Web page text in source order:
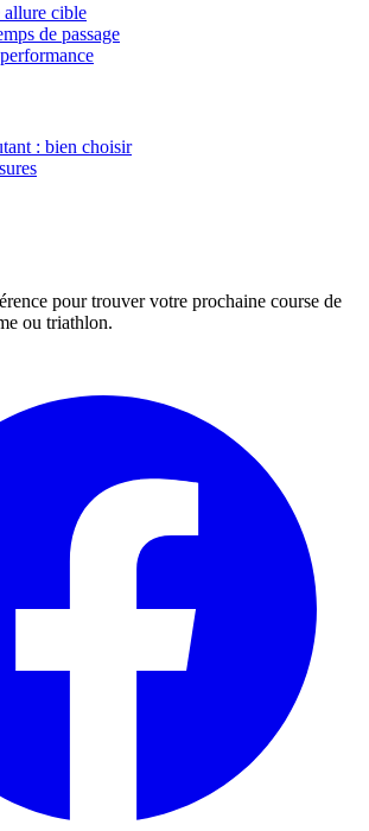
cible
de passage
: bien choisir
pour trouver votre prochaine course de
ou triathlon.